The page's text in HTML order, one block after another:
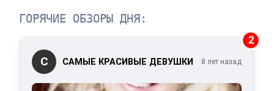
ГОРЯЧИЕ ОБЗОРЫ ДНЯ:
2
С САМЫЕ КРАСИВЫЕ ДЕВУШКИ 8 лет назад